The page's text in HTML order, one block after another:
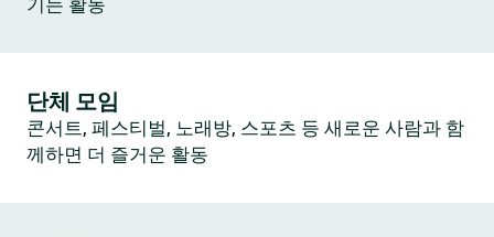
기는 활동
단체 모임
콘서트, 페스티벌, 노래방, 스포츠 등 새로운 사람과 함
께하면 더 즐거운 활동